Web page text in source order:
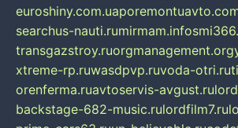
euroshiny.com.ua
searchus-nauti.rumirmam.info
transgazstroy.ruorgmanagement.org
xtreme-rp.ruwasdpvp.ruvoda-otri.ru
orenferma.ruavtoservis-avgust.ru
backstage-682-music.rulordfilm7.ru